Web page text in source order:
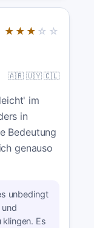
★★★ ☆☆
🇦🇷 🇺🇾 🇨🇱
im
in
Bedeutung
genauso
unbedingt
Es